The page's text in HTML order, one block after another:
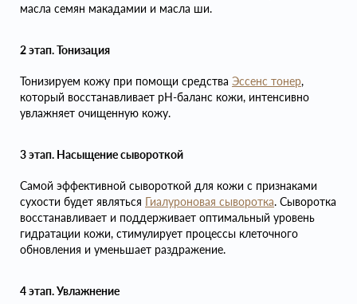
масла семян макадамии и масла ши.
2 этап. Тонизация
Тонизируем кожу при помощи средства Эссенс тонер,
который восстанавливает pH-баланс кожи, интенсивно
увлажняет очищенную кожу.
3 этап. Насыщение сывороткой
Самой эффективной сывороткой для кожи с признаками
сухости будет являться Гиалуроновая сыворотка. Сыворотка
восстанавливает и поддерживает оптимальный уровень
гидратации кожи, стимулирует процессы клеточного
обновления и уменьшает раздражение.
4 этап. Увлажнение